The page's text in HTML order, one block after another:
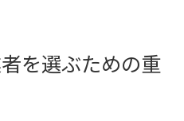
を選ぶための重